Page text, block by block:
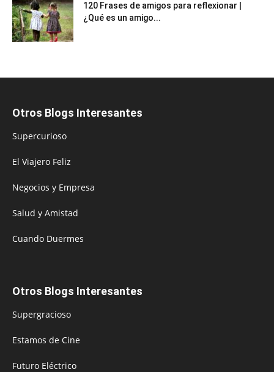
120 Frases de amigos para reflexionar |
¿Qué es un amigo...
Otros Blogs Interesantes
Supercurioso
El Viajero Feliz
Negocios y Empresa
Salud y Amistad
Cuando Duermes
Otros Blogs Interesantes
Supergracioso
Estamos de Cine
Futuro Eléctrico